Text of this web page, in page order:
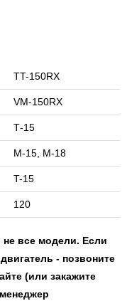
TT-150RX
VM-150RX
Т-15
M-15, M-18
T-15
120
все модели. Если
- позвоните
(или закажите